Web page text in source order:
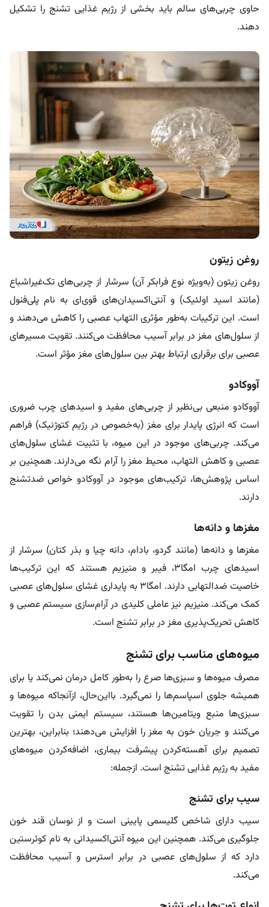
حاوی چربی‌های سالم باید بخشی از رژیم غذایی تشنج را تشکیل
دهند.
روغن زیتون
روغن زیتون (به‌ویژه نوع فرابکر آن) سرشار از چربی‌های تک‌غیراشباع
(مانند اسید اولئیک) و آنتی‌اکسیدان‌های قوی‌ای به نام پلی‌فنول
است. این ترکیبات به‌طور مؤثری التهاب عصبی را کاهش می‌دهند و
از سلول‌های مغز در برابر آسیب محافظت می‌کنند. تقویت مسیرهای
عصبی برای برقراری ارتباط بهتر بین سلول‌های مغز مؤثر است.
آووکادو
آووکادو منبعی بی‌نظیر از چربی‌های مفید و اسیدهای چرب ضروری
است که انرژی پایدار برای مغز (به‌خصوص در رژیم کتوژنیک) فراهم
می‌کند. چربی‌های موجود در این میوه، با تثبیت غشای سلول‌های
عصبی و کاهش التهاب، محیط مغز را آرام نگه می‌دارند. همچنین بر
اساس پژوهش‌ها، ترکیب‌های موجود در آووکادو خواص ضدتشنج
دارند.
مغزها و دانه‌ها
مغزها و دانه‌ها (مانند گردو، بادام، دانه چیا و بذر کتان) سرشار از
اسیدهای چرب امگا۳، فیبر و منیزیم هستند که این ترکیب‌ها
خاصیت ضدالتهابی دارند. امگا۳ به پایداری غشای سلول‌های عصبی
کمک می‌کند. منیزیم نیز عاملی کلیدی در آرام‌سازی سیستم عصبی و
کاهش تحریک‌پذیری مغز در برابر تشنج است.
میوه‌های مناسب برای تشنج
مصرف میوه‌ها و سبزی‌ها صرع را به‌طور کامل درمان نمی‌کند یا برای
همیشه جلوی اسپاسم‌ها را نمی‌گیرد. بااین‌حال، ازآنجا‌که میوه‌ها و
سبزی‌ها منبع ویتامین‌ها هستند، سیستم ایمنی بدن را تقویت
می‌کنند و جریان خون به مغز را افزایش می‌دهند؛ بنابراین، بهترین
تصمیم برای آهسته‌کردن پیشرفت بیماری، اضافه‌کردن میوه‌های
مفید به رژیم غذایی تشنج است. ازجمله:
سیب برای تشنج
سیب دارای شاخص گلیسمی پایینی است و از نوسان قند خون
جلوگیری می‌کند. همچنین این میوه آنتی‌اکسیدانی به نام کوئرستین
دارد که از سلول‌های عصبی در برابر استرس و آسیب محافظت
می‌کند.